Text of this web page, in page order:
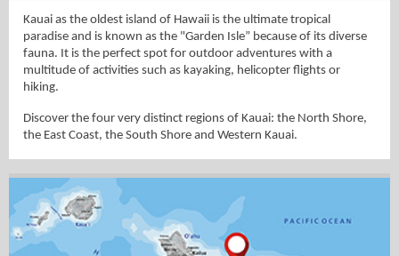
Kauai as the oldest island of Hawaii is the ultimate tropical
paradise and is known as the "Garden Isle” because of its diverse
fauna. It is the perfect spot for outdoor adventures with a
multitude of activities such as kayaking, helicopter flights or
hiking.
Discover the four very distinct regions of Kauai: the North Shore,
the East Coast, the South Shore and Western Kauai.